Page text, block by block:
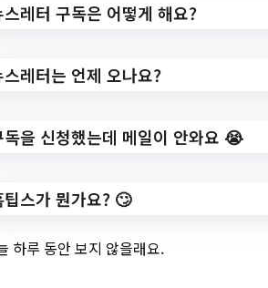
스레터 구독은 어떻게 해요?
스레터는 언제 오나요?
독을 신청했는데 메일이 안와요 😭
팁스가 뭔가요? 🙄
하루 동안 보지 않을래요.